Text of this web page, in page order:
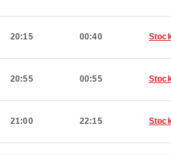
20:15 00:40
20:55 00:55
21:00 22:15